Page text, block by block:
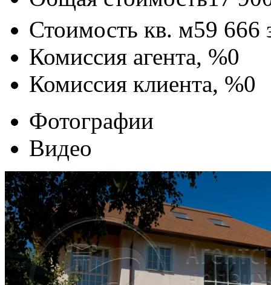
Стоимость кв. м59 666
Комиссия агента, %0
Комиссия клиента, %0
Фотографии
Видео